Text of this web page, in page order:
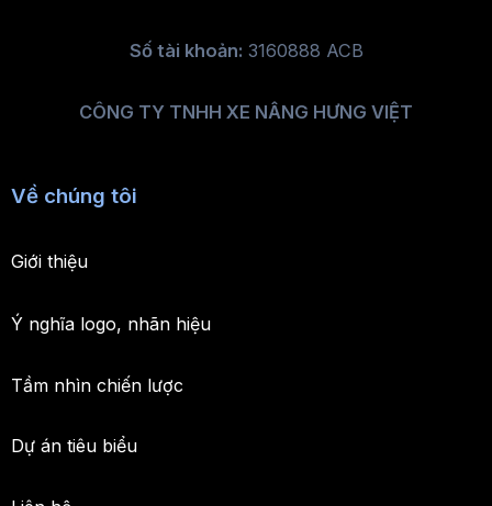
Số tài khoản: 3160888 ACB
CÔNG TY TNHH XE NÂNG HƯNG VIỆT
Về chúng tôi
Giới thiệu
Ý nghĩa logo, nhãn hiệu
Tầm nhìn chiến lược
Dự án tiêu biểu